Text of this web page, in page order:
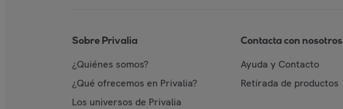
Sobre Privalia
¿Quiénes somos?
¿Qué ofrecemos en Privalia?
Los universos de Privalia
Contacta con nosotros
Ayuda y Contacto
Retirada de productos